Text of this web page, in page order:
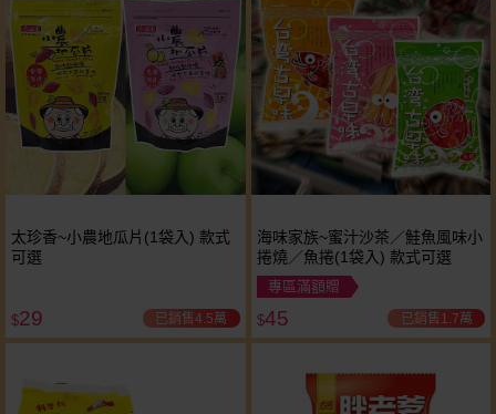
太珍香~小農地瓜片(1袋入) 款式
可選
$29 已銷售4.5萬
海味家族~蜜汁沙茶／鮭魚風味小
捲燒／魚捲(1袋入) 款式可選
專區滿額贈
$45 已銷售1.7萬